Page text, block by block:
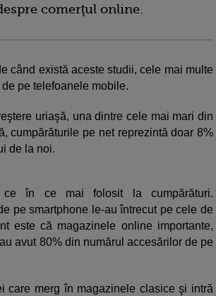
comerţul online.
când există aceste studii, cele mai multe
pe telefoanele mobile.
uriaşă, una dintre cele mai mari din
cumpărăturile pe net reprezintă doar 8%
de la noi.
în ce mai folosit la cumpărături.
pe smartphone le-au întrecut pe cele de
este că magazinele online importante,
avut 80% din numărul accesărilor de pe
care merg în magazinele clasice şi intră